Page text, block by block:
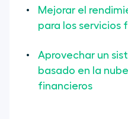
Mejorar el
para los servicios
Aprovechar un
basado en la
financieros